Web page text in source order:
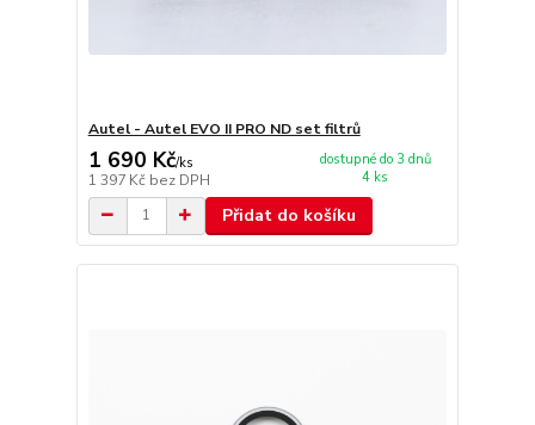
Autel - Autel EVO II PRO ND set filtrů
1 690 Kč/ks
1 397 Kč bez DPH
dostupné do 3 dnů
4 ks
Přidat do košíku